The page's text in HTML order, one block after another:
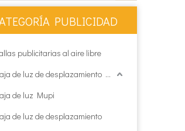
PUBLICIDAD
publicitarias al aire libre
Caja de luz de desplazamiento Mupi
de luz Mupi
de luz de desplazamiento